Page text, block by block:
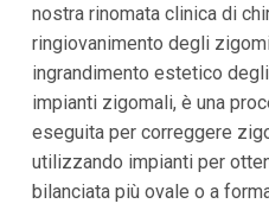
nostra rinomata clinica di
ringiovanimento degli
ingrandimento estetico
impianti zigomali, è una
eseguita per correggere
utilizzando impianti per
bilanciata più ovale o a